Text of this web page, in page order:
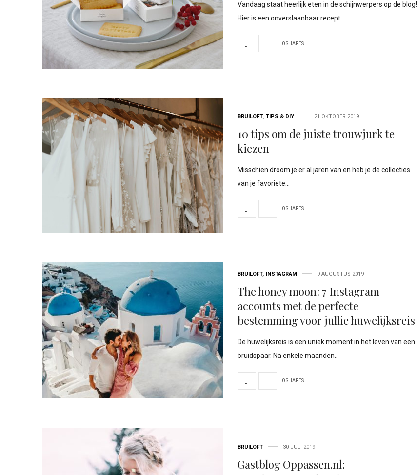
Vandaag staat heerlijk eten in de schijnwerpers op de blog!
Hier is een onverslaanbaar recept…
0 SHARES
BRUILOFT, TIPS & DIY 21 OKTOBER 2019
10 tips om de juiste trouwjurk te
kiezen
Misschien droom je er al jaren van en heb je de collecties
van je favoriete…
0 SHARES
BRUILOFT, INSTAGRAM 9 AUGUSTUS 2019
The honey moon: 7 Instagram
accounts met de perfecte
bestemming voor jullie huwelijksreis
De huwelijksreis is een uniek moment in het leven van een
bruidspaar. Na enkele maanden…
0 SHARES
BRUILOFT 30 JULI 2019
Gastblog Oppassen.nl: